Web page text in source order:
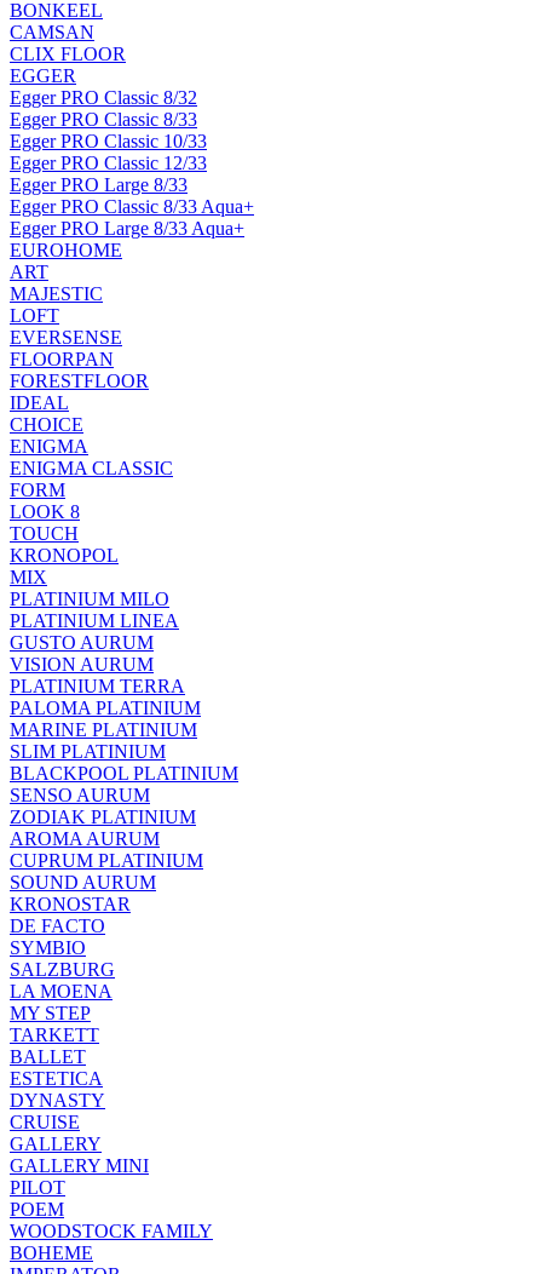
BONKEEL
CAMSAN
CLIX FLOOR
EGGER
Egger PRO Classic 8/32
Egger PRO Classic 8/33
Egger PRO Classic 10/33
Egger PRO Classic 12/33
Egger PRO Large 8/33
Egger PRO Classic 8/33 Aqua+
Egger PRO Large 8/33 Aqua+
EUROHOME
ART
MAJESTIC
LOFT
EVERSENSE
FLOORPAN
FORESTFLOOR
IDEAL
CHOICE
ENIGMA
ENIGMA CLASSIC
FORM
LOOK 8
TOUCH
KRONOPOL
MIX
PLATINIUM MILO
PLATINIUM LINEA
GUSTO AURUM
VISION AURUM
PLATINIUM TERRA
PALOMA PLATINIUM
MARINE PLATINIUM
SLIM PLATINIUM
BLACKPOOL PLATINIUM
SENSO AURUM
ZODIAK PLATINIUM
AROMA AURUM
CUPRUM PLATINIUM
SOUND AURUM
KRONOSTAR
DE FACTO
SYMBIO
SALZBURG
LA MOENA
MY STEP
TARKETT
BALLET
ESTETICA
DYNASTY
CRUISE
GALLERY
GALLERY MINI
PILOT
POEM
WOODSTOCK FAMILY
BOHEME